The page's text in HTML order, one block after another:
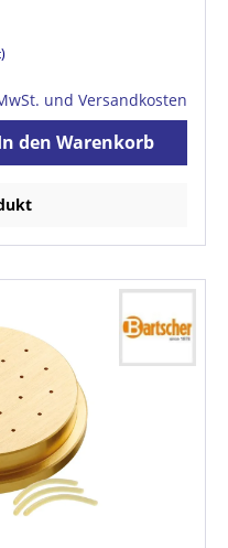
und Versandkosten
den Warenkorb